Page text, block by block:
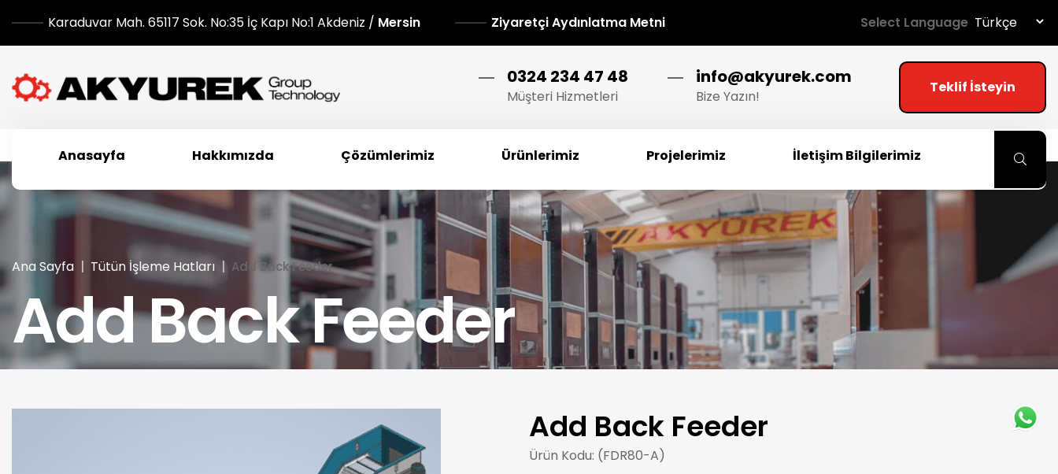
Karaduvar Mah. 65117 Sok. No:35 İç Kapı No:1 Akdeniz / Mersin Ziyaretçi Aydınlatma Metni Select Language
0324 234 47 48
Müşteri Hizmetleri
info@akyurek.com
Bize Yazın!
Teklif İsteyin
Anasayfa Hakkımızda Çözümlerimiz Ürünlerimiz Projelerimiz İletişim Bilgilerimiz
Ana Sayfa Tütün İşleme Hatları Add Back Feeder
Add Back Feeder
Add Back Feeder
Ürün Kodu: (FDR80-A)